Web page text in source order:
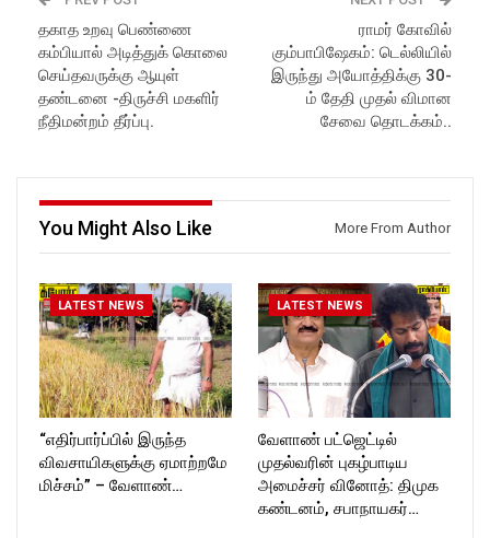
Subscribe:
https://www.youtube.com/@r
ockforttimes
Like us on:
https://www.facebook.com/R
ockforttimes
Follow us on:
https://twitter.com/ROCKFOR
T_TIMES
https://rockforttimes.
in//
Subscribe:
https://www.youtube.com/@r
ockforttimes
Follow us on:
T_TIMESC
தகாத உறவு பெண்ணை
கம்பியால் அடித்துக் கொலை
செய்தவருக்கு ஆயுள்
தண்டனை -திருச்சி மகளிர்
நீதிமன்றம் தீர்ப்பு.
ராமர் கோவில்
கும்பாபிஷேகம்: டெல்லியில்
இருந்து அயோத்திக்கு 30-
ம் தேதி முதல் விமான
சேவை தொடக்கம்..
You Might Also Like More From Author
LATEST NEWS
“எதிர்பார்ப்பில் இருந்த
விவசாயிகளுக்கு ஏமாற்றமே
மிச்சம்” – வேளாண்…
LATEST NEWS
வேளாண் பட்ஜெட்டில்
முதல்வரின் புகழ்பாடிய
அமைச்சர் வினோத்: திமுக
கண்டனம், சபாநாயகர்…